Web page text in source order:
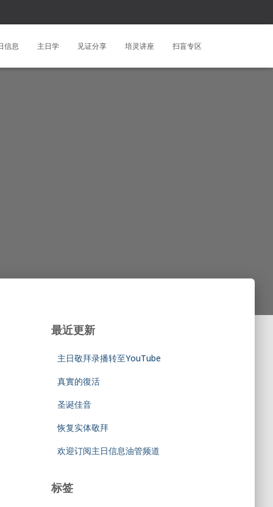
信息 主日学 见证分享 培灵讲座 扫盲专区
最近更新
主日敬拜录播转至YouTube
真實的復活
圣诞佳音
恢复实体敬拜
欢迎订阅主日信息油管频道
标签